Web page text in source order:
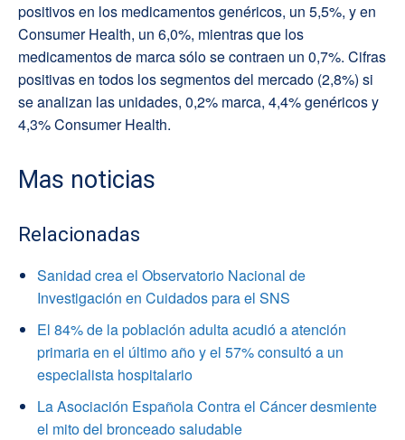
positivos en los medicamentos genéricos, un 5,5%, y en
Consumer Health, un 6,0%, mientras que los
medicamentos de marca sólo se contraen un 0,7%. Cifras
positivas en todos los segmentos del mercado (2,8%) si
se analizan las unidades, 0,2% marca, 4,4% genéricos y
4,3% Consumer Health.
Mas noticias
Relacionadas
Sanidad crea el Observatorio Nacional de
Investigación en Cuidados para el SNS
El 84% de la población adulta acudió a atención
primaria en el último año y el 57% consultó a un
especialista hospitalario
La Asociación Española Contra el Cáncer desmiente
el mito del bronceado saludable